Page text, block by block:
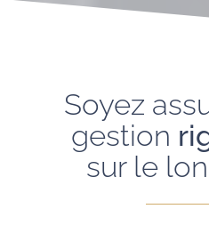
Soyez
gestion
sur le